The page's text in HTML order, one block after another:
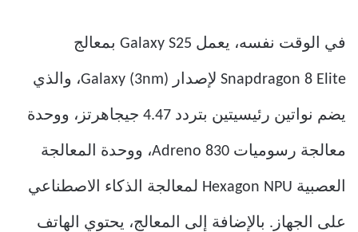
في الوقت نفسه، يعمل Galaxy S25 بمعالج
Snapdragon 8 Elite لإصدار Galaxy (3nm)، والذي
يضم نواتين رئيسيتين بتردد 4.47 جيجاهرتز، ووحدة
معالجة رسوميات Adreno 830، ووحدة المعالجة
العصبية Hexagon NPU لمعالجة الذكاء الاصطناعي
على الجهاز. بالإضافة إلى المعالج، يحتوي الهاتف